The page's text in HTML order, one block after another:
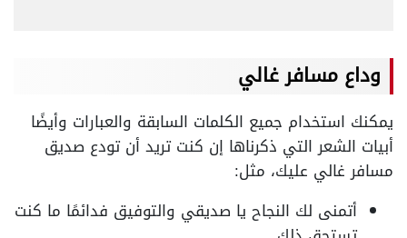
وداع مسافر غالي
يمكنك استخدام جميع الكلمات السابقة والعبارات وأيضًا
أبيات الشعر التي ذكرناها إن كنت تريد أن تودع صديق
مسافر غالي عليك، مثل:
أتمنى لك النجاح يا صديقي والتوفيق فدائمًا ما كنت